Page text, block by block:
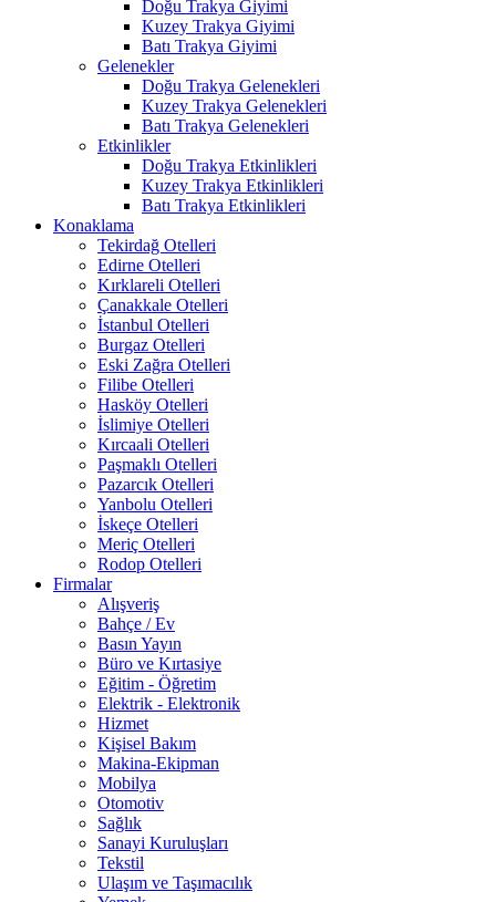
Doğu Trakya Giyimi
Kuzey Trakya Giyimi
Batı Trakya Giyimi
Gelenekler
Doğu Trakya Gelenekleri
Kuzey Trakya Gelenekleri
Batı Trakya Gelenekleri
Etkinlikler
Doğu Trakya Etkinlikleri
Kuzey Trakya Etkinlikleri
Batı Trakya Etkinlikleri
Konaklama
Tekirdağ Otelleri
Edirne Otelleri
Kırklareli Otelleri
Çanakkale Otelleri
İstanbul Otelleri
Burgaz Otelleri
Eski Zağra Otelleri
Filibe Otelleri
Hasköy Otelleri
İslimiye Otelleri
Kırcaali Otelleri
Paşmaklı Otelleri
Pazarcık Otelleri
Yanbolu Otelleri
İskeçe Otelleri
Meriç Otelleri
Rodop Otelleri
Firmalar
Alışveriş
Bahçe / Ev
Basın Yayın
Büro ve Kırtasiye
Eğitim - Öğretim
Elektrik - Elektronik
Hizmet
Kişisel Bakım
Makina-Ekipman
Mobilya
Otomotiv
Sağlık
Sanayi Kuruluşları
Tekstil
Ulaşım ve Taşımacılık